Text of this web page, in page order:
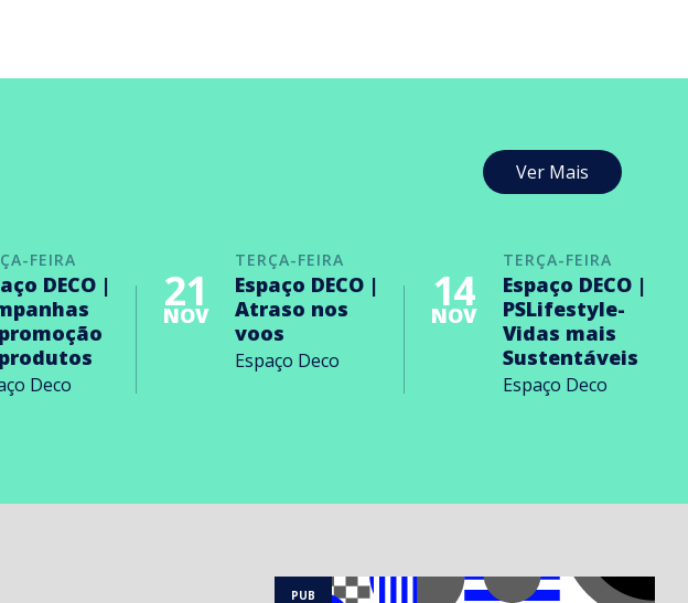
Ver Mais
FEIRA
DECO |
Deco
TERÇA-FEIRA
21
NOV
Espaço DECO |
Atraso nos
voos
Espaço Deco
TERÇA-FEIRA
14
NOV
Espaço DECO |
PSLifestyle-
Vidas mais
Sustentáveis
Espaço Deco